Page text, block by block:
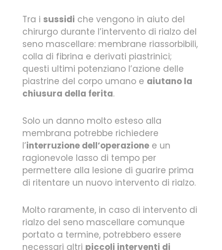
Tra i sussidi che vengono in aiuto del
chirurgo durante l’intervento di rialzo del
seno mascellare: membrane riassorbibili,
colla di fibrina e derivati piastrinici;
questi ultimi potenziano l’azione delle
piastrine del corpo umano e aiutano la
chiusura della ferita.
Solo un danno molto esteso alla
membrana potrebbe richiedere
l’interruzione dell’operazione e un
ragionevole lasso di tempo per
permettere alla lesione di guarire prima
di ritentare un nuovo intervento di rialzo.
Molto raramente, in caso di intervento di
rialzo del seno mascellare comunque
portato a termine, potrebbero essere
necessari altri piccoli interventi di